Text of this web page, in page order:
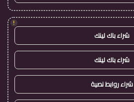
!
شراء باك لينك
شراء باك لينك
شراء روابط نصية